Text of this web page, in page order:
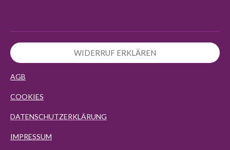
WIDERRUF ERKLÄREN
AGB
COOKIES
DATENSCHUTZERKLÄRUNG
IMPRESSUM